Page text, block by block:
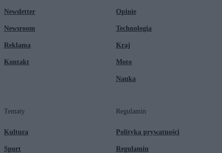
Newsletter
Newsroom
Reklama
Kontakt
Opinie
Technologia
Kraj
Moto
Nauka
Tematy
Kultura
Sport
Regulamin
Polityka prywatności
Regulamin